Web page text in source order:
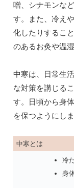
噌、シナモンな
す。また、冷え
化したりするこ
のあるお灸や温
中寒は、日常生
な対策を講じる
す。日頃から身
を保つようにしま
中寒とは
冷
身